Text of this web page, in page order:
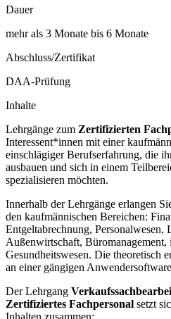
Dauer
mehr als 3 Monate bis 6 Monate
Abschluss/Zertifikat
DAA-Prüfung
Inhalte
Lehrgänge zum Zertifizierten
Interessent*innen mit einer
einschlägiger Berufserfahrung, die
ausbauen und sich in einem
spezialisieren möchten.
Innerhalb der Lehrgänge erlangen
den kaufmännischen Bereichen:
Entgeltabrechnung,
Außenwirtschaft,
Gesundheitswesen. Die theoretisch
an einer gängigen
Der Lehrgang
Zertifiziertes Fachpersonal setzt